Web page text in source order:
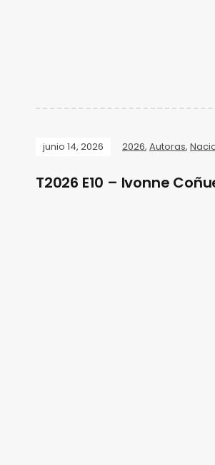
junio 14, 2026 2026, Autoras,
T2026 E10 – Ivonne